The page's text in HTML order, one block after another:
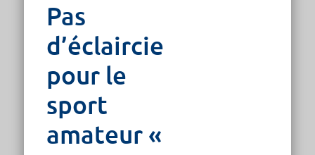
Pas
d’éclaircie
pour le
sport
amateur «